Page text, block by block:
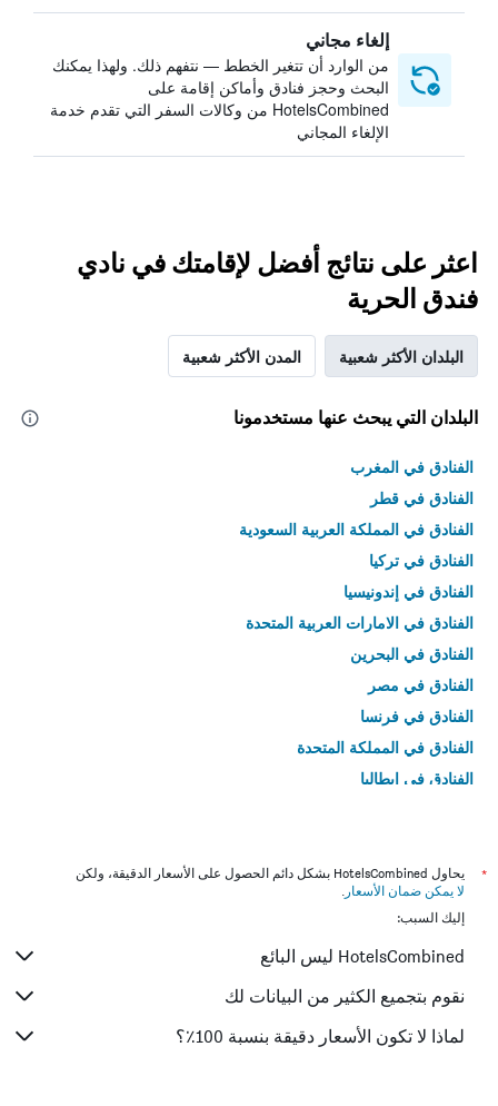
إلغاء مجاني
من الوارد أن تتغير الخطط — نتفهم ذلك. ولهذا يمكنك
البحث وحجز فنادق وأماكن إقامة على
HotelsCombined من وكالات السفر التي تقدم خدمة
الإلغاء المجاني
اعثر على نتائج أفضل لإقامتك في نادي
فندق الحرية
البلدان الأكثر شعبية المدن الأكثر شعبية
البلدان التي يبحث عنها مستخدمونا
الفنادق في المغرب
الفنادق في قطر
الفنادق في المملكة العربية السعودية
الفنادق في تركيا
الفنادق في إندونيسيا
الفنادق في الامارات العربية المتحدة
الفنادق في البحرين
الفنادق في مصر
الفنادق في فرنسا
الفنادق في المملكة المتحدة
الفنادق في إيطاليا
*
يحاول HotelsCombined بشكل دائم الحصول على الأسعار الدقيقة، ولكن
لا يمكن ضمان الأسعار .
إليك السبب:
HotelsCombined ليس البائع
نقوم بتجميع الكثير من البيانات لك
لماذا لا تكون الأسعار دقيقة بنسبة 100٪؟